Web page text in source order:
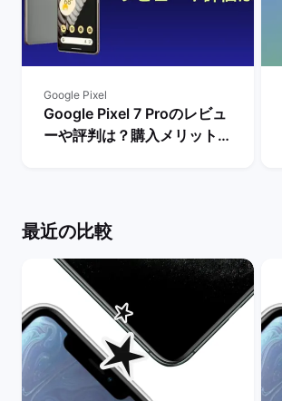
Google Pixel
Google Pixel 7 Proのレビュ
ーや評判は？購入メリットと
最近の比較